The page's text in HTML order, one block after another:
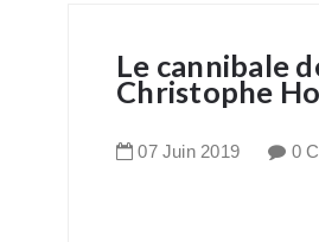
Le cannibale
Christophe
07 Juin 2019 0